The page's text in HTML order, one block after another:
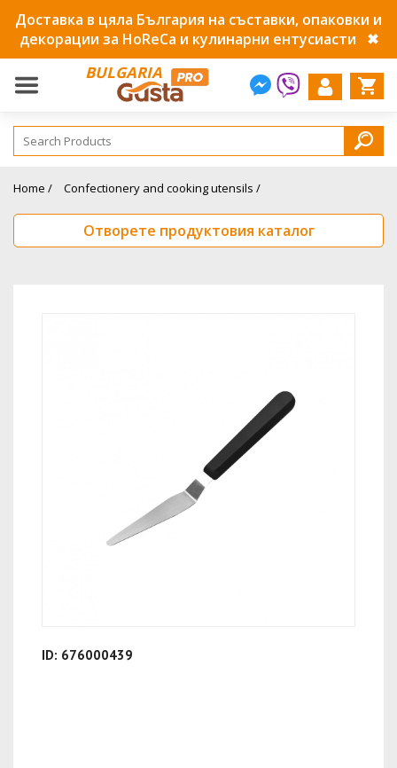
Доставка в цяла България на съставки, опаковки и
декорации за HoReCa и кулинарни ентусиасти
✖
BULGARIA
Home / Confectionery and cooking utensils /
Отворете продуктовия каталог
ID: 676000439